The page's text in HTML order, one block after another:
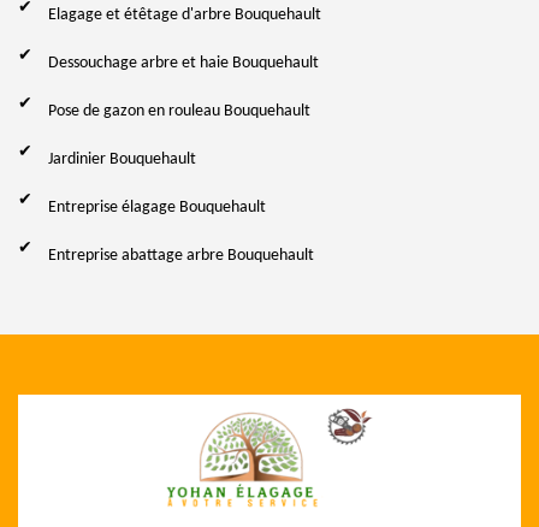
Elagage et étêtage d'arbre Bouquehault
Dessouchage arbre et haie Bouquehault
Pose de gazon en rouleau Bouquehault
Jardinier Bouquehault
Entreprise élagage Bouquehault
Entreprise abattage arbre Bouquehault